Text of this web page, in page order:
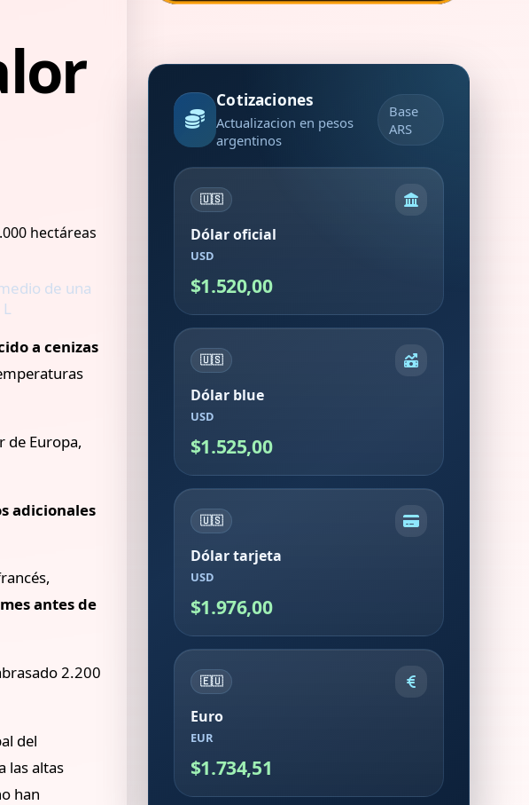
de una
a cenizas
de Europa,
adicionales
antes de
2.200
del
las altas
han
Cotizaciones
Actualizacion en pesos
argentinos
Base
ARS
🇺🇸
Dólar oficial
USD
$1.520,00
🇺🇸
Dólar blue
USD
$1.525,00
🇺🇸
Dólar tarjeta
USD
$1.976,00
🇪🇺
Euro
EUR
$1.734,51